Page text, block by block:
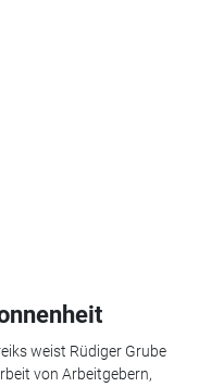
weist Rüdiger Grube
von Arbeitgebern,